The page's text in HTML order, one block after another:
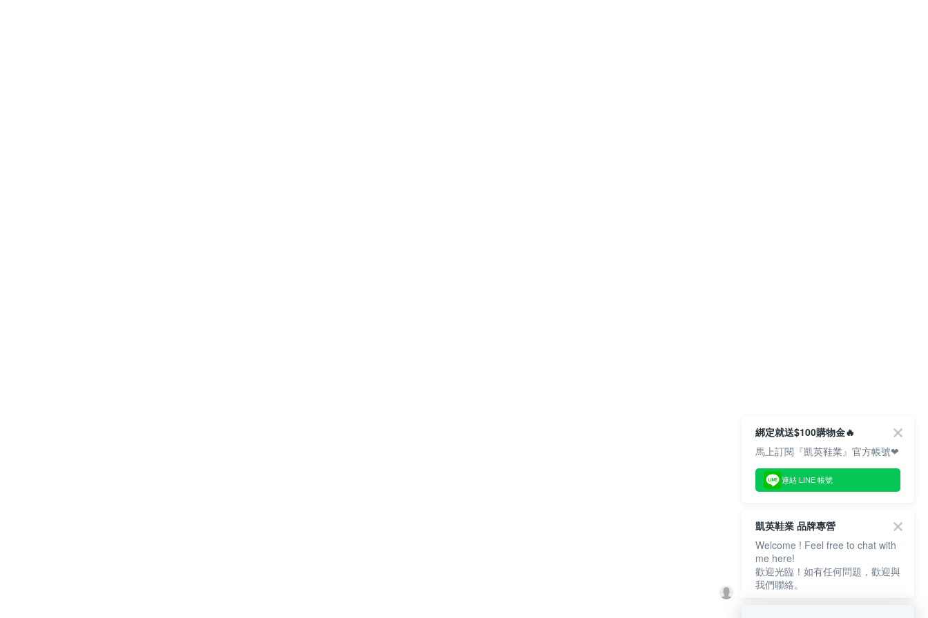
綁定就送$100購物金🔥
馬上訂閱『凱英鞋業』官方帳號❤
連結 LINE 帳號
凱英鞋業 品牌專營
Welcome ! Feel free to chat with
me here!
歡迎光臨！如有任何問題，歡迎與
我們聯絡。